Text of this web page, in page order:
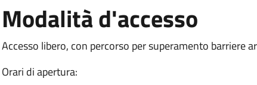
Modalità d'accesso
Accesso libero, con percorso per superamento barriere
Orari di apertura: